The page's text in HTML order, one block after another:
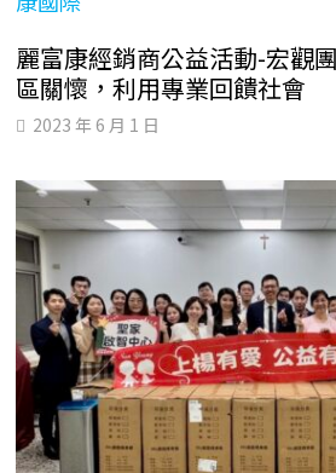
麗富康經銷商公益活動-宏觀
區關懷，利用專業回饋社會
2023 年 6 月 1 日